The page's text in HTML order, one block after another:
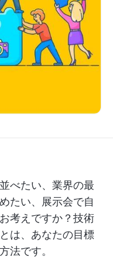
べたい、業界の最
たい、展示会で自
考えですか？技術
は、あなたの目標
法です。